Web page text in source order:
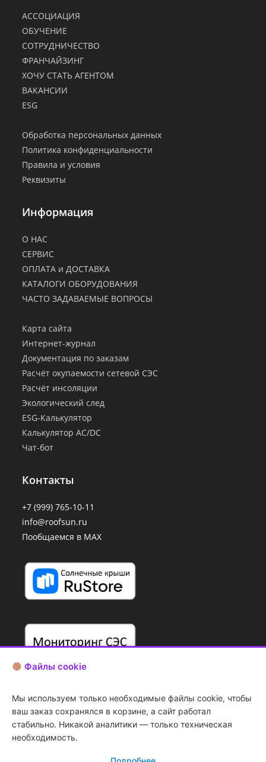
АССОЦИАЦИЯ
ОБУЧЕНИЕ
СОТРУДНИЧЕСТВО
ФРАНЧАЙЗИНГ
ХОЧУ СТАТЬ АГЕНТОМ
ВАКАНСИИ
ESG
Обработка персональных данных
Политика конфиденциальности
Правила и условия
Реквизиты
Информация
О НАС
СЕРВИС
ОПЛАТА и ДОСТАВКА
КАТАЛОГИ ОБОРУДОВАНИЯ
ЧАСТО ЗАДАВАЕМЫЕ ВОПРОСЫ
Карта сайта
Интернет-журнал
Документация по заказам
Расчёт окупаемости сетевой СЭС
Расчёт инсоляции
Экологический след
ESG-Калькулятор
Калькулятор AC/DC
Чат-бот
Контакты
+7 (999) 765-10-11
info@roofsun.ru
Пообщаемся в MAX
Файлы cookie
Мы используем только необходимые файлы cookie, чтобы
ваш заказ сохранялся в корзине, а сайт работал
стабильно. Никакой аналитики — только техническая
необходимость.